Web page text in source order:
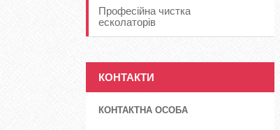
Професійна чистка
есколаторів
КОНТАКТИ